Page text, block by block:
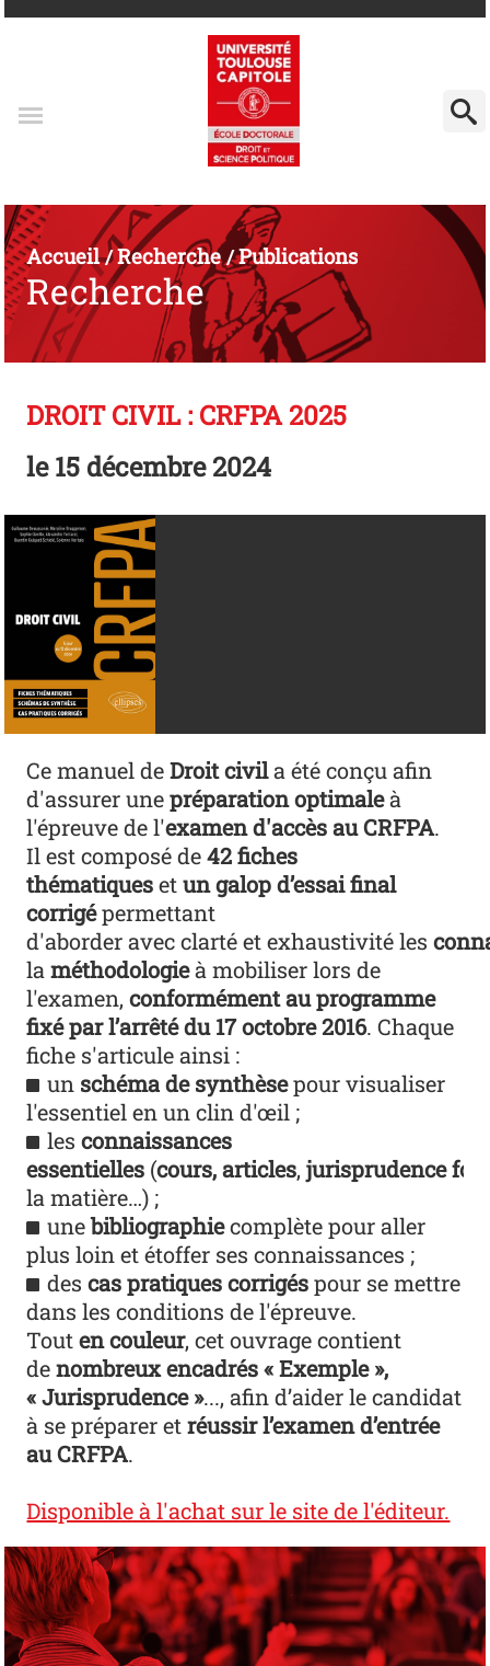
Accueil/Recherche/Publications
Recherche
DROIT CIVIL : CRFPA 2025
le15 décembre 2024
Ce manuel deDroit civila été conçu afin
d'assurer unepréparation optimaleà
l'épreuve de l'examen d'accès au CRFPA.
Il est composé de42 fiches
thématiquesetun galop d’essai final
corrigépermettant
d'aborder avec clarté et exhaustivité les
laméthodologieà mobiliser lors de
l'examen,conformément au programme
fixé par l’arrêté du 17 octobre 2016. Chaque
fiche s'articule ainsi :
un schéma de synthèsepour visualiser
l'essentiel en un clin d'œil ;
lesconnaissances
essentielles (cours, articles, jurisprudence
la matière…) ;
unebibliographiecomplète pour aller
plus loin et étoffer ses connaissances ;
descas pratiques corrigéspour se mettre
dans les conditions de l'épreuve.
Touten couleur, cet ouvrage contient
denombreux encadrés « Exemple »,
« Jurisprudence »..., afin d’aider le candidat
à se préparer etréussir l’examen d’entrée
au CRFPA.
Disponible à l'achat sur le site de l'éditeur.